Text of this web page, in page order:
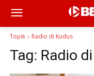
Topik Radio di Kudus
Tag: Radio